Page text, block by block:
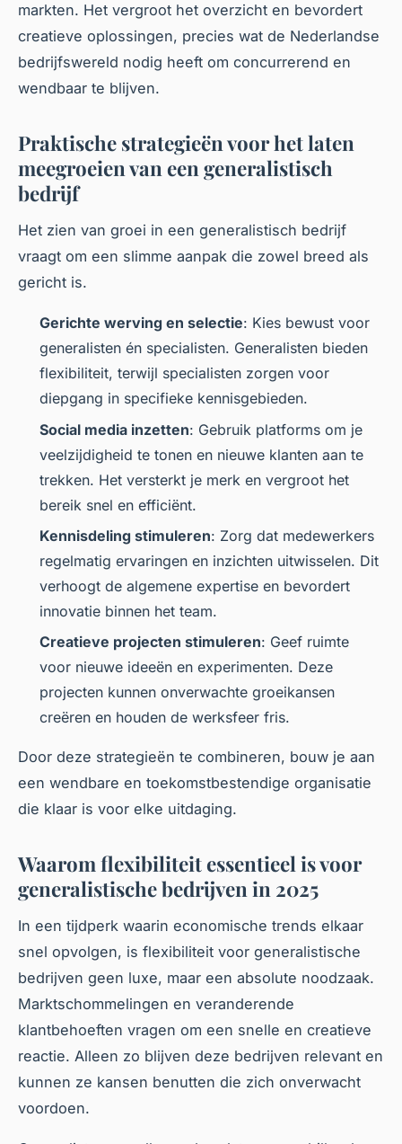
markten. Het vergroot het overzicht en bevordert
creatieve oplossingen, precies wat de Nederlandse
bedrijfswereld nodig heeft om concurrerend en
wendbaar te blijven.
Praktische strategieën voor het laten
meegroeien van een generalistisch
bedrijf
Het zien van groei in een generalistisch bedrijf
vraagt om een slimme aanpak die zowel breed als
gericht is.
Gerichte werving en selectie: Kies bewust voor
generalisten én specialisten. Generalisten bieden
flexibiliteit, terwijl specialisten zorgen voor
diepgang in specifieke kennisgebieden.
Social media inzetten: Gebruik platforms om je
veelzijdigheid te tonen en nieuwe klanten aan te
trekken. Het versterkt je merk en vergroot het
bereik snel en efficiënt.
Kennisdeling stimuleren: Zorg dat medewerkers
regelmatig ervaringen en inzichten uitwisselen. Dit
verhoogt de algemene expertise en bevordert
innovatie binnen het team.
Creatieve projecten stimuleren: Geef ruimte
voor nieuwe ideeën en experimenten. Deze
projecten kunnen onverwachte groeikansen
creëren en houden de werksfeer fris.
Door deze strategieën te combineren, bouw je aan
een wendbare en toekomstbestendige organisatie
die klaar is voor elke uitdaging.
Waarom flexibiliteit essentieel is voor
generalistische bedrijven in 2025
In een tijdperk waarin economische trends elkaar
snel opvolgen, is flexibiliteit voor generalistische
bedrijven geen luxe, maar een absolute noodzaak.
Marktschommelingen en veranderende
klantbehoeften vragen om een snelle en creatieve
reactie. Alleen zo blijven deze bedrijven relevant en
kunnen ze kansen benutten die zich onverwacht
voordoen.